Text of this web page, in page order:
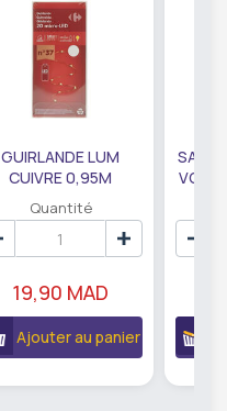
GUIRLANDE LUM
CUIVRE 0,95M
DE79207
Quantité
19,90 MAD
Ajouter au panier